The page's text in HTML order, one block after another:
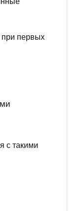
при первых
с такими